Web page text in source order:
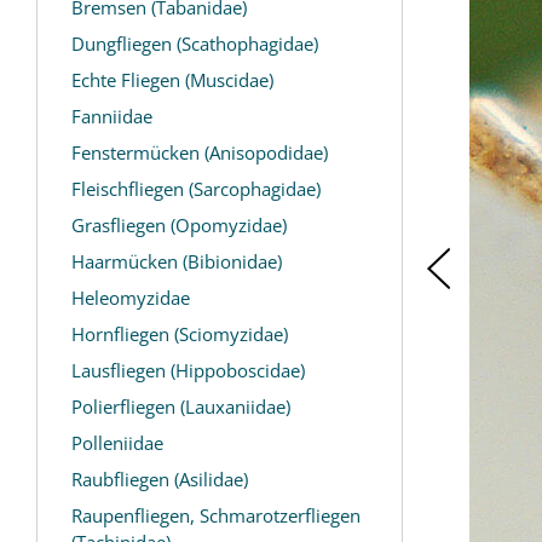
Bremsen (Tabanidae)
Dungfliegen (Scathophagidae)
Echte Fliegen (Muscidae)
Fanniidae
Fenstermücken (Anisopodidae)
Fleischfliegen (Sarcophagidae)
Grasfliegen (Opomyzidae)
Haarmücken (Bibionidae)
Heleomyzidae
Hornfliegen (Sciomyzidae)
Lausfliegen (Hippoboscidae)
Polierfliegen (Lauxaniidae)
Polleniidae
Raubfliegen (Asilidae)
Raupenfliegen, Schmarotzerfliegen